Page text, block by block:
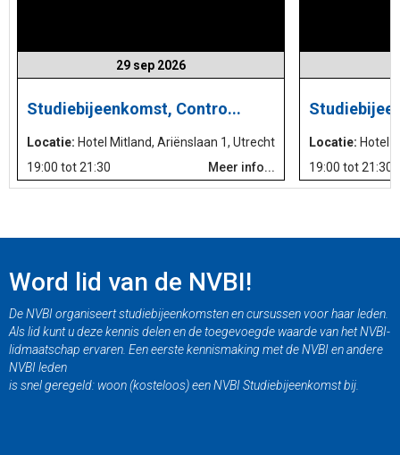
29 sep 2026
Studiebijeenkomst, Contro...
Locatie: Hotel Mitland, Ariënslaan 1, Utrecht
19:00 tot 21:30
Meer info...
Locatie: Hotel
19:00 tot 21:30
Word lid van de NVBI!
De NVBI organiseert studiebijeenkomsten en cursussen voor haar leden.
Als lid kunt u deze kennis delen en de toegevoegde waarde van het NVBI-
lidmaatschap ervaren. Een eerste kennismaking met de NVBI en andere
NVBI leden
is snel geregeld: woon (kosteloos) een NVBI Studiebijeenkomst bij.